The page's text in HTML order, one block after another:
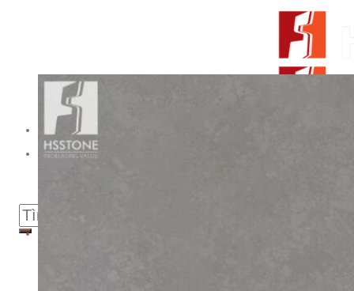
From Surfaces to Spaces
Tìm kiếm: